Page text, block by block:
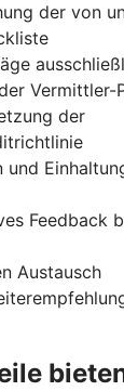
der von
Vermittler-
der
und
Feedback
Austausch